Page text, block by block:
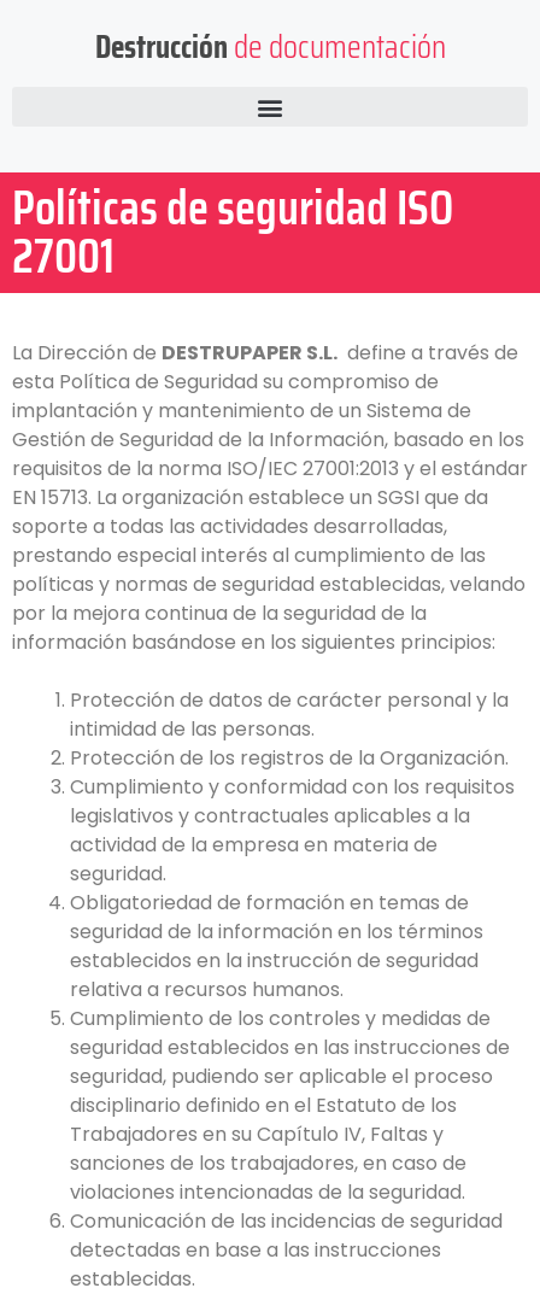
Destrucciónde documentación
Políticas de seguridad ISO
27001
La Dirección de DESTRUPAPER S.L. define a través de
esta Política de Seguridad su compromiso de
implantación y mantenimiento de un Sistema de
Gestión de Seguridad de la Información, basado en los
requisitos de la norma ISO/IEC 27001:2013 y el estándar
EN 15713. La organización establece un SGSI que da
soporte a todas las actividades desarrolladas,
prestando especial interés al cumplimiento de las
políticas y normas de seguridad establecidas, velando
por la mejora continua de la seguridad de la
información basándose en los siguientes principios:
Protección de datos de carácter personal y la
intimidad de las personas.
Protección de los registros de la Organización.
Cumplimiento y conformidad con los requisitos
legislativos y contractuales aplicables a la
actividad de la empresa en materia de
seguridad.
Obligatoriedad de formación en temas de
seguridad de la información en los términos
establecidos en la instrucción de seguridad
relativa a recursos humanos.
Cumplimiento de los controles y medidas de
seguridad establecidos en las instrucciones de
seguridad, pudiendo ser aplicable el proceso
disciplinario definido en el Estatuto de los
Trabajadores en su Capítulo IV, Faltas y
sanciones de los trabajadores, en caso de
violaciones intencionadas de la seguridad.
Comunicación de las incidencias de seguridad
detectadas en base a las instrucciones
establecidas.